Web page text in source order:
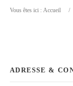
Vous êtes ici : Accueil /
ADRESSE &